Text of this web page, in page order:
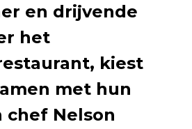
en drijvende
het
kiest
met hun
chef Nelson